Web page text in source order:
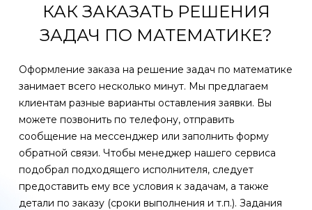
КАК ЗАКАЗАТЬ РЕШЕНИЯ
ЗАДАЧ ПО МАТЕМАТИКЕ?
Оформление заказа на решение задач по математике
занимает всего несколько минут. Мы предлагаем
клиентам разные варианты оставления заявки. Вы
можете позвонить по телефону, отправить
сообщение на мессенджер или заполнить форму
обратной связи. Чтобы менеджер нашего сервиса
подобрал подходящего исполнителя, следует
предоставить ему все условия к задачам, а также
детали по заказу (сроки выполнения и т.п.). Задания